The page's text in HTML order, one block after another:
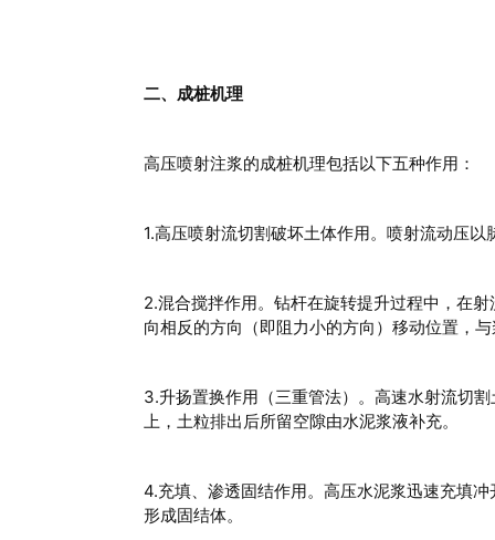
二、成桩机理
高压喷射注浆的成桩机理包括以下五种作用：
1.高压喷射流切割破坏土体作用。喷射流动压
2.混合搅拌作用。钻杆在旋转提升过程中，在
向相反的方向（即阻力小的方向）移动位置，
3.升扬置换作用（三重管法）。高速水射流切
上，土粒排出后所留空隙由水泥浆液补充。
4.充填、渗透固结作用。高压水泥浆迅速充填
形成固结体。